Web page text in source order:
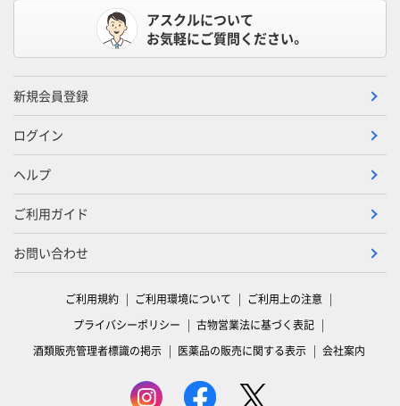
アスクルについて
お気軽にご質問ください。
新規会員登録
ログイン
ヘルプ
ご利用ガイド
お問い合わせ
ご利用規約 ご利用環境について
ご利用上の注意
プライバシーポリシー
古物営業法に基づく表記
酒類販売管理者標識の掲示
医薬品の販売に関する表示 会社案内